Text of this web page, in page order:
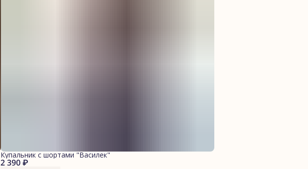
2 390 ₽
Купальник с шортами "Василек"